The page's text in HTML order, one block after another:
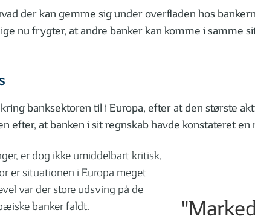
der kan gemme sig under overfladen hos
nu frygter, at andre banker kan komme i samme
banksektoren til i Europa, efter at den største
efter, at banken i sit regnskab havde konstateret
er dog ikke umiddelbart kritisk,
er situationen i Europa meget
var der store udsving på de
banker faldt.